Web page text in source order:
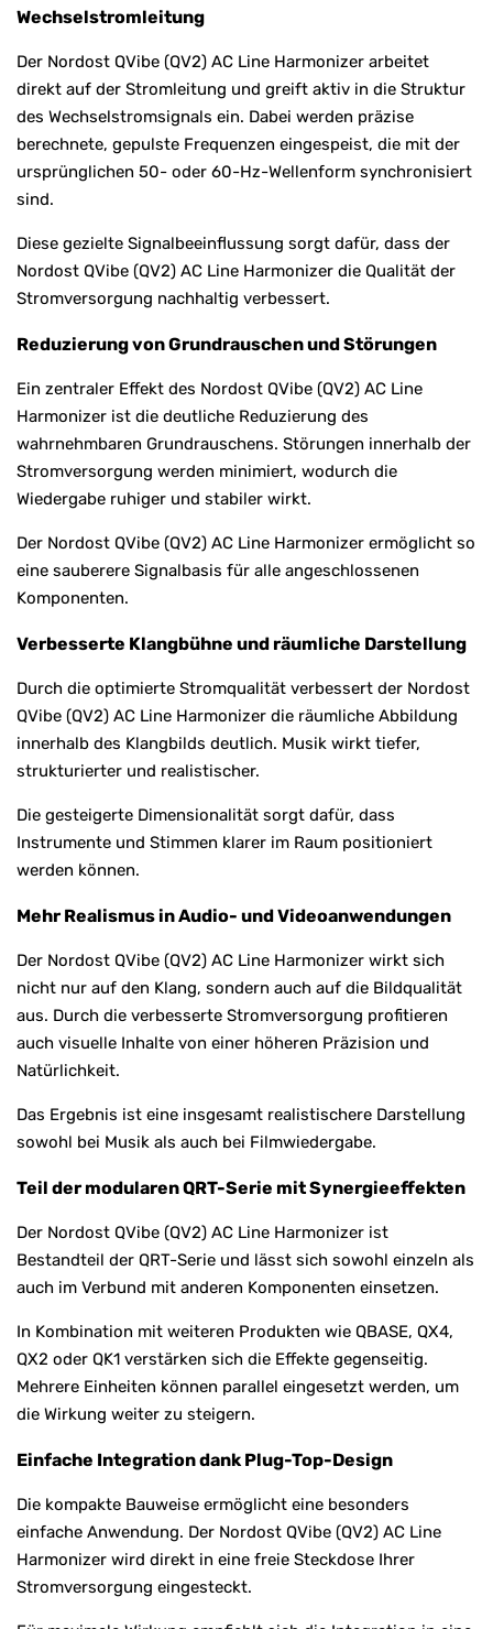
Wechselstromleitung
Der Nordost QVibe (QV2) AC Line Harmonizer arbeitet
direkt auf der Stromleitung und greift aktiv in die Struktur
des Wechselstromsignals ein. Dabei werden präzise
berechnete, gepulste Frequenzen eingespeist, die mit der
ursprünglichen 50- oder 60-Hz-Wellenform synchronisiert
sind.
Diese gezielte Signalbeeinflussung sorgt dafür, dass der
Nordost QVibe (QV2) AC Line Harmonizer die Qualität der
Stromversorgung nachhaltig verbessert.
Reduzierung von Grundrauschen und Störungen
Ein zentraler Effekt des Nordost QVibe (QV2) AC Line
Harmonizer ist die deutliche Reduzierung des
wahrnehmbaren Grundrauschens. Störungen innerhalb der
Stromversorgung werden minimiert, wodurch die
Wiedergabe ruhiger und stabiler wirkt.
Der Nordost QVibe (QV2) AC Line Harmonizer ermöglicht so
eine sauberere Signalbasis für alle angeschlossenen
Komponenten.
Verbesserte Klangbühne und räumliche Darstellung
Durch die optimierte Stromqualität verbessert der Nordost
QVibe (QV2) AC Line Harmonizer die räumliche Abbildung
innerhalb des Klangbilds deutlich. Musik wirkt tiefer,
strukturierter und realistischer.
Die gesteigerte Dimensionalität sorgt dafür, dass
Instrumente und Stimmen klarer im Raum positioniert
werden können.
Mehr Realismus in Audio- und Videoanwendungen
Der Nordost QVibe (QV2) AC Line Harmonizer wirkt sich
nicht nur auf den Klang, sondern auch auf die Bildqualität
aus. Durch die verbesserte Stromversorgung profitieren
auch visuelle Inhalte von einer höheren Präzision und
Natürlichkeit.
Das Ergebnis ist eine insgesamt realistischere Darstellung
sowohl bei Musik als auch bei Filmwiedergabe.
Teil der modularen QRT-Serie mit Synergieeffekten
Der Nordost QVibe (QV2) AC Line Harmonizer ist
Bestandteil der QRT-Serie und lässt sich sowohl einzeln als
auch im Verbund mit anderen Komponenten einsetzen.
In Kombination mit weiteren Produkten wie QBASE, QX4,
QX2 oder QK1 verstärken sich die Effekte gegenseitig.
Mehrere Einheiten können parallel eingesetzt werden, um
die Wirkung weiter zu steigern.
Einfache Integration dank Plug-Top-Design
Die kompakte Bauweise ermöglicht eine besonders
einfache Anwendung. Der Nordost QVibe (QV2) AC Line
Harmonizer wird direkt in eine freie Steckdose Ihrer
Stromversorgung eingesteckt.